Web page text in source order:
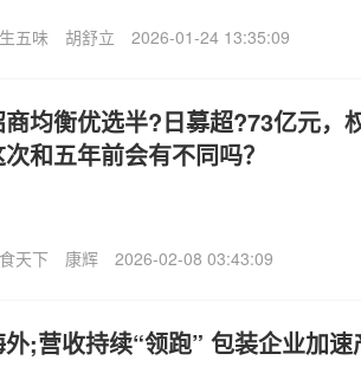
五味 胡舒立 2026-01-24 13:35:09
均衡优选半?日募超?73亿元，
和五年前会有不同吗？
天下 康辉 2026-02-08 03:43:09
;营收持续“领跑” 包装企业加速